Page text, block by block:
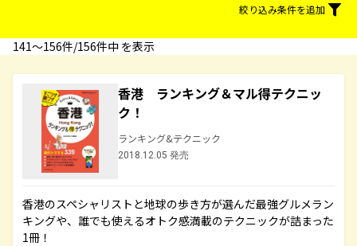
絞り込み条件を追加
141〜156件/156件中 を表示
香港 ランキング＆マル得テクニッ
ク！
ランキング&テクニック
2018.12.05 発売
香港のスペシャリストと地球の歩き方が選んだ最強グルメラン
キングや、誰でも使えるオトク感満載のテクニックが詰まった
1冊！